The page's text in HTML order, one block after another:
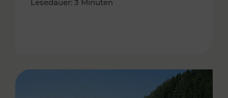
Lesedauer: 3 Minuten